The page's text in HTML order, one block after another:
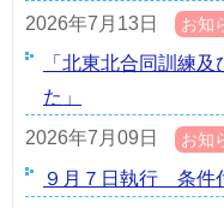
2026年7月13日
お知
「北東北合同訓練
た」
2026年7月09日
お知
９月７日執行 条件